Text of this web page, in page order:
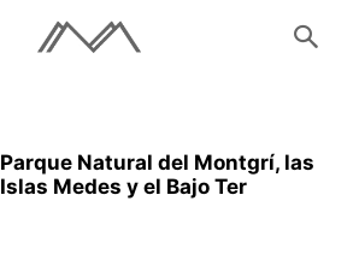
Parque Natural del Montgrí, las
Islas Medes y el Bajo Ter